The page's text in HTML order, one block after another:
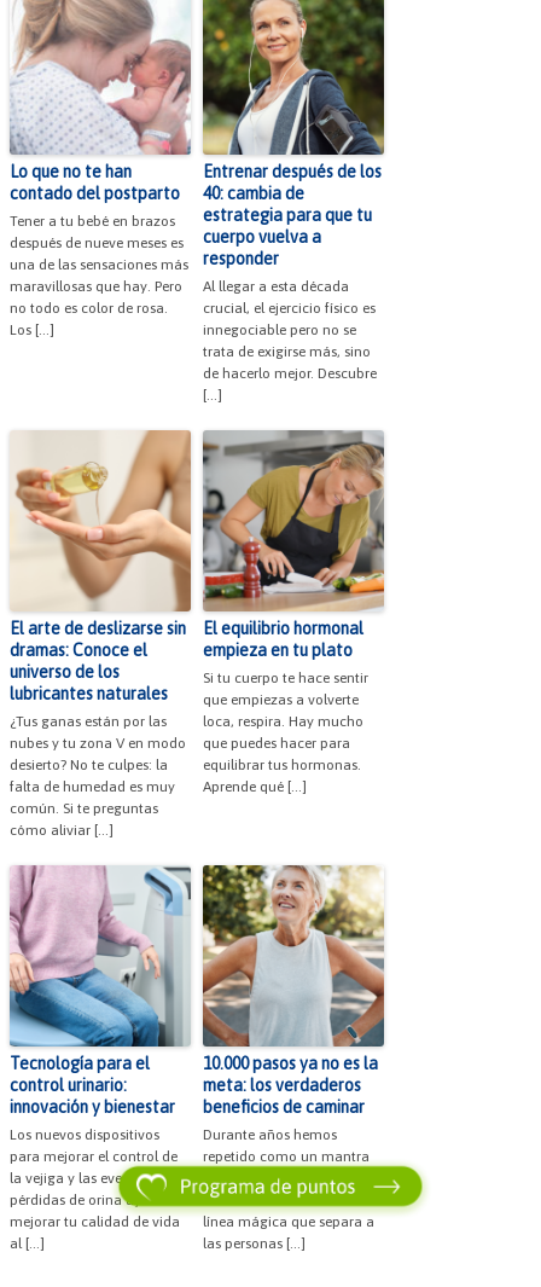
Lo que no te han
contado del postparto
Tener a tu bebé en brazos
después de nueve meses es
una de las sensaciones más
maravillosas que hay. Pero
no todo es color de rosa.
Los […]
Entrenar después de los
40: cambia de
estrategia para que tu
cuerpo vuelva a
responder
Al llegar a esta década
crucial, el ejercicio físico es
innegociable pero no se
trata de exigirse más, sino
de hacerlo mejor. Descubre
[…]
El arte de deslizarse sin
dramas: Conoce el
universo de los
lubricantes naturales
¿Tus ganas están por las
nubes y tu zona V en modo
desierto? No te culpes: la
falta de humedad es muy
común. Si te preguntas
cómo aliviar […]
El equilibrio hormonal
empieza en tu plato
Si tu cuerpo te hace sentir
que empiezas a volverte
loca, respira. Hay mucho
que puedes hacer para
equilibrar tus hormonas.
Aprende qué […]
Tecnología para el
control urinario:
innovación y bienestar
Los nuevos dispositivos
para mejorar el control de
la vejiga y las eventuales
pérdidas de orina ayudan a
mejorar tu calidad de vida
al […]
10.000 pasos ya no es la
meta: los verdaderos
beneficios de caminar
Durante años hemos
repetido como un mantra
eso de dar equis pasos al
día. Como si hubiera una
línea mágica que separa a
las personas […]